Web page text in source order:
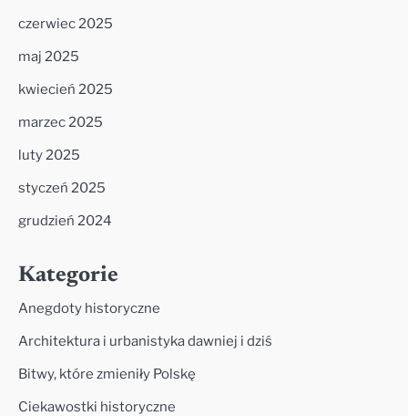
czerwiec 2025
maj 2025
kwiecień 2025
marzec 2025
luty 2025
styczeń 2025
grudzień 2024
Kategorie
Anegdoty historyczne
Architektura i urbanistyka dawniej i dziś
Bitwy, które zmieniły Polskę
Ciekawostki historyczne